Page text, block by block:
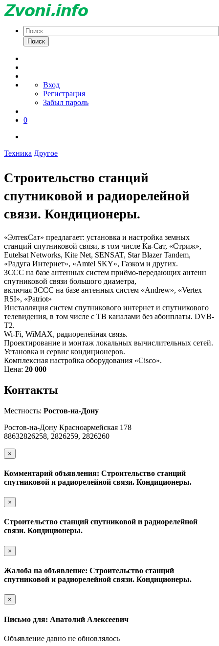
Поиск
Вход
Регистрация
Забыл пароль
0
Техника Другое
Строительство станций
спутниковой и радиорелейной
связи. Кондиционеры.
«ЭлтекСат» предлагает: установка и настройка земных
станций спутниковой связи, в том числе Ка-Сат, «Стриж»,
Eutelsat Networks, Kite Net, SENSAT, Star Blazer Tandem,
«Радуга Интернет», «Amtel SKY», Газком и других.
ЗССС на базе антенных систем приёмо-передающих антенн
спутниковой связи большого диаметра,
включая ЗССС на базе антенных систем «Andrew», «Vertex
RSI», «Patriot»
Инсталляция систем спутникового интернет и спутникового
телевидения, в том числе с ТВ каналами без абонплаты. DVB-
T2.
Wi-Fi, WiMAX, радиорелейная связь.
Проектирование и монтаж локальных вычислительных сетей.
Установка и сервис кондиционеров.
Комплексная настройка оборудования «Cisco».
Цена: 20 000
Контакты
Местность: Ростов-на-Дону
Ростов-на-Дону Красноармейская 178
88632826258, 2826259, 2826260
×
Комментарий объявления: Строительство станций
спутниковой и радиорелейной связи. Кондиционеры.
×
Строительство станций спутниковой и радиорелейной
связи. Кондиционеры.
×
Жалоба на объявление: Строительство станций
спутниковой и радиорелейной связи. Кондиционеры.
×
Письмо для: Анатолий Алексеевич
Объявление давно не обновлялось